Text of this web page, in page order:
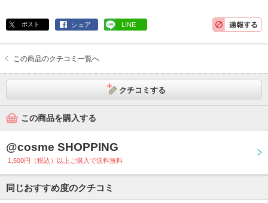
ポスト シェア LINE
この商品のクチコミ一覧へ
クチコミする
この商品を購入する
@cosme SHOPPING
1,500円（税込）以上ご購入で送料無料
同じおすすめ度のクチコミ